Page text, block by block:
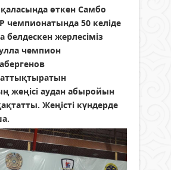
өткен Самбо
чемпионатында 50 келіде
белдескен жерлесіміз
чемпион
жеңісі аудан абыройын
Жеңісті күндерде